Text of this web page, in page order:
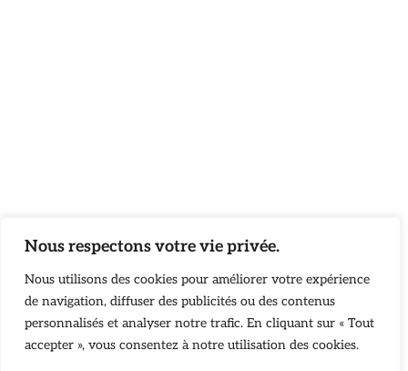
Nous respectons votre vie privée.
Nous utilisons des cookies pour améliorer votre expérience
de navigation, diffuser des publicités ou des contenus
personnalisés et analyser notre trafic. En cliquant sur « Tout
accepter », vous consentez à notre utilisation des cookies.